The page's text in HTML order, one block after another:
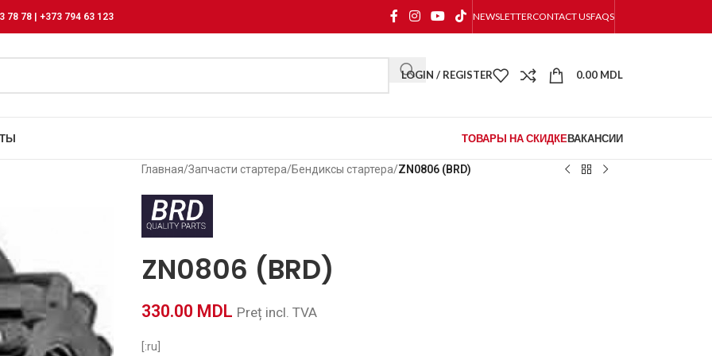
78 78 | +373 794 63 123 NEWSLETTERCONTACT USFAQS
LOGIN / REGISTER 0.00 MDL
ТОВАРЫ НА СКИДКЕВАКАНСИИ
Главная/Запчасти стартера/Бендиксы стартера/ZN0806 (BRD)
ZN0806 (BRD)
330.00 MDL Preț incl. TVA
[:ru]